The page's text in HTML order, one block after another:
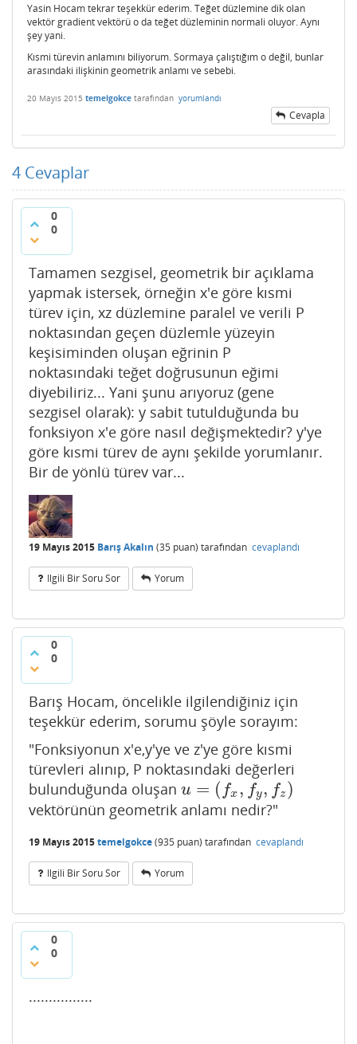
Yasin Hocam tekrar teşekkür ederim. Teğet düzlemine dik olan
vektör gradient vektörü o da teğet düzleminin normali oluyor. Aynı
şey yani.
Kısmi türevin anlamını biliyorum. Sormaya çalıştığım o değil, bunlar
arasındaki ilişkinin geometrik anlamı ve sebebi.
20 Mayıs 2015 temelgokce tarafından yorumlandı
Cevapla
4 Cevaplar
0
0
Tamamen sezgisel, geometrik bir açıklama
yapmak istersek, örneğin x'e göre kısmi
türev için, xz düzlemine paralel ve verili P
noktasından geçen düzlemle yüzeyin
keşisiminden oluşan eğrinin P
noktasındaki teğet doğrusunun eğimi
diyebiliriz... Yani şunu arıyoruz (gene
sezgisel olarak): y sabit tutulduğunda bu
fonksiyon x'e göre nasıl değişmektedir? y'ye
göre kısmi türev de aynı şekilde yorumlanır.
Bir de yönlü türev var...
19 Mayıs 2015 Barış Akalın (35 puan) tarafından cevaplandı
Ilgili Bir Soru Sor Yorum
0
0
Barış Hocam, öncelikle ilgilendiğiniz için
teşekkür ederim, sorumu şöyle sorayım:
"Fonksiyonun x'e,y'ye ve z'ye göre kısmi
türevleri alınıp, P noktasındaki değerleri
bulunduğunda oluşan u = ( fx , fy, fz )
u=(fx ,f y,fz
vektörünün geometrik anlamı nedir?"
19 Mayıs 2015temelgokce(935 puan) tarafından cevaplandı
Ilgili Bir Soru Sor Yorum
0
0
................